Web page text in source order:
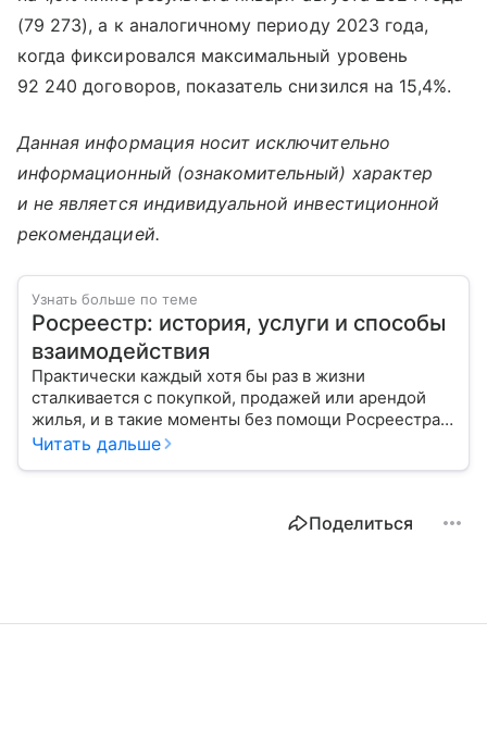
(79 273), а к аналогичному периоду 2023 года,
когда фиксировался максимальный уровень
92 240 договоров, показатель снизился на 15,4%.
Данная информация носит исключительно
информационный (ознакомительный) характер
и не является индивидуальной инвестиционной
рекомендацией.
Узнать больше по теме
Росреестр: история, услуги и способы
взаимодействия
Практически каждый хотя бы раз в жизни
сталкивается с покупкой, продажей или арендой
жилья, и в такие моменты без помощи Росреестра
не обойтись. Расскажем, как создавалась эта
Читать дальше
Поделиться